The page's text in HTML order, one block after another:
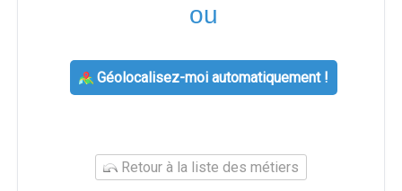
ou
Géolocalisez-moi automatiquement !
Retour à la liste des métiers